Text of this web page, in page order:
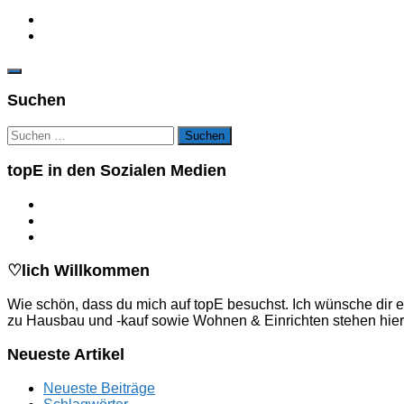
Suchen
Suchen
nach:
topE in den Sozialen Medien
♡lich Willkommen
Wie schön, dass du mich auf topE besuchst. Ich wünsche
zu Hausbau und -kauf sowie Wohnen & Einrichten stehen
Neueste Artikel
Neueste Beiträge